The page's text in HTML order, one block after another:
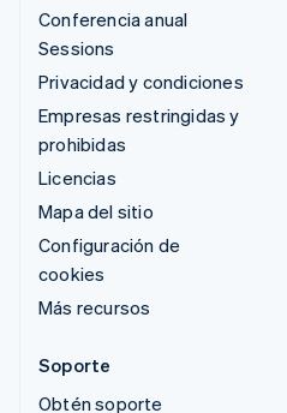
Conferencia anual
Sessions
Privacidad y condiciones
Empresas restringidas y
prohibidas
Licencias
Mapa del sitio
Configuración de
cookies
Más recursos
Soporte
Obtén soporte